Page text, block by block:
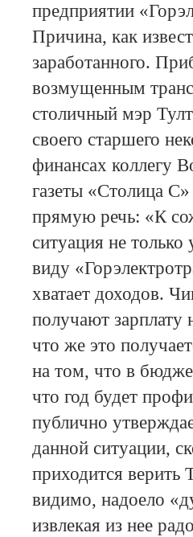
предприятии
Причина, как
заработанного.
возмущенным
столичный мэр
своего старшего
финансах коллегу
газеты «Столица С»
прямую речь: «К
ситуация не только
виду
хватает доходов.
получают
что же это
на том, что в
что год будет
публично
данной ситуации,
приходится верить
видимо, надоело
извлекая из нее